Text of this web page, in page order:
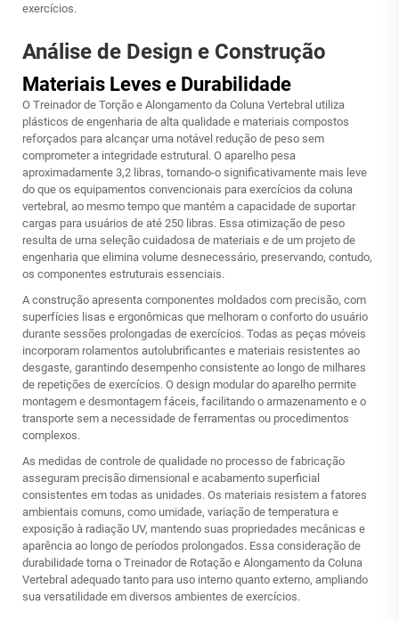
exercícios.
Análise de Design e Construção
Materiais Leves e Durabilidade
O Treinador de Torção e Alongamento da Coluna Vertebral utiliza
plásticos de engenharia de alta qualidade e materiais compostos
reforçados para alcançar uma notável redução de peso sem
comprometer a integridade estrutural. O aparelho pesa
aproximadamente 3,2 libras, tornando-o significativamente mais leve
do que os equipamentos convencionais para exercícios da coluna
vertebral, ao mesmo tempo que mantém a capacidade de suportar
cargas para usuários de até 250 libras. Essa otimização de peso
resulta de uma seleção cuidadosa de materiais e de um projeto de
engenharia que elimina volume desnecessário, preservando, contudo,
os componentes estruturais essenciais.
A construção apresenta componentes moldados com precisão, com
superfícies lisas e ergonômicas que melhoram o conforto do usuário
durante sessões prolongadas de exercícios. Todas as peças móveis
incorporam rolamentos autolubrificantes e materiais resistentes ao
desgaste, garantindo desempenho consistente ao longo de milhares
de repetições de exercícios. O design modular do aparelho permite
montagem e desmontagem fáceis, facilitando o armazenamento e o
transporte sem a necessidade de ferramentas ou procedimentos
complexos.
As medidas de controle de qualidade no processo de fabricação
asseguram precisão dimensional e acabamento superficial
consistentes em todas as unidades. Os materiais resistem a fatores
ambientais comuns, como umidade, variação de temperatura e
exposição à radiação UV, mantendo suas propriedades mecânicas e
aparência ao longo de períodos prolongados. Essa consideração de
durabilidade torna o Treinador de Rotação e Alongamento da Coluna
Vertebral adequado tanto para uso interno quanto externo, ampliando
sua versatilidade em diversos ambientes de exercícios.